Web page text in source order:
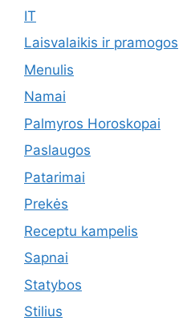
IT
Laisvalaikis ir pramogos
Menulis
Namai
Palmyros Horoskopai
Paslaugos
Patarimai
Prekės
Receptu kampelis
Sapnai
Statybos
Stilius